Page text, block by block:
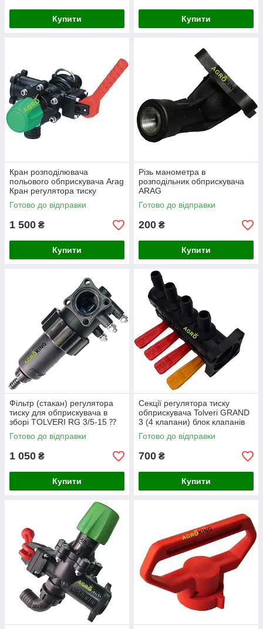
Купити Купити
Кран розподілювача
польового обприскувача Arag
Кран регулятора тиску
обприскувача ОП 2000
Готово до відправки
1 500 ₴
Купити
Різь манометра в
розподільник обприскувача
ARAG
Готово до відправки
200 ₴
Купити
Фільтр (стакан) регулятора
тиску для обприскувача в
зборі TOLVERI RG 3/5-15 ⁇
RD/RF 3/5-17
Готово до відправки
1 050 ₴
Купити
Секції регулятора тиску
обприскувача Tolveri GRAND
3 (4 клапани) блок клапанів
Готово до відправки
700 ₴
Купити